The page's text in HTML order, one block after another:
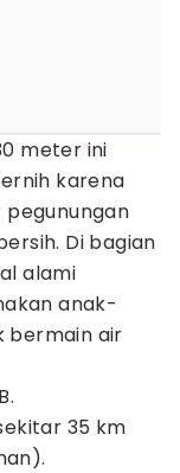
meter ini
karena
Di bagian
alami
anak-
bermain air
35 km